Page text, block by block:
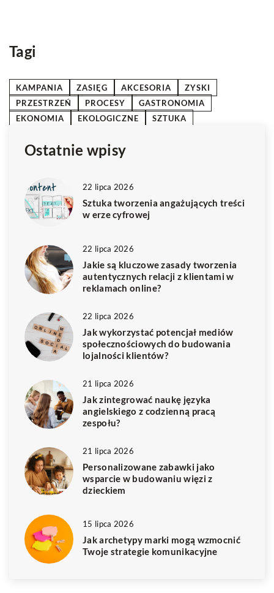
Tagi
KAMPANIA ZASIĘG AKCESORIA
ZYSKI
PRZESTRZEŃ
PROCESY
GASTRONOMIA
EKONOMIA
EKOLOGICZNE SZTUKA
Ostatnie wpisy
22 lipca 2026
Sztuka tworzenia angażujących treści
w erze cyfrowej
22 lipca 2026
Jakie są kluczowe zasady tworzenia
autentycznych relacji z klientami w
reklamach online?
22 lipca 2026
Jak wykorzystać potencjał mediów
społecznościowych do budowania
lojalności klientów?
21 lipca 2026
Jak zintegrować naukę języka
angielskiego z codzienną pracą
zespołu?
21 lipca 2026
Personalizowane zabawki jako
wsparcie w budowaniu więzi z
dzieckiem
15 lipca 2026
Jak archetypy marki mogą wzmocnić
Twoje strategie komunikacyjne